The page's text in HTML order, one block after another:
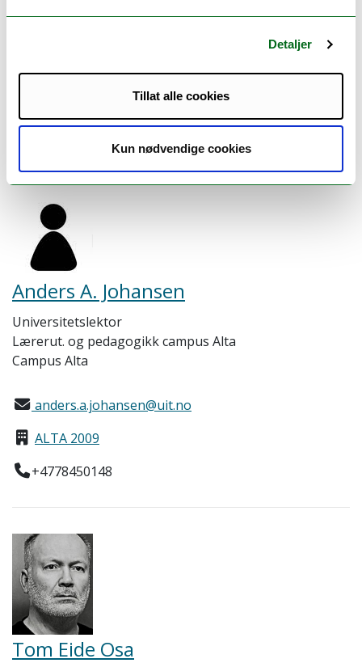
Detaljer
Tillat alle cookies
Kun nødvendige cookies
Piano, Piano didaktikk
markus.kreischer@uit.no
Anders A. Johansen
Universitetslektor
Lærerut. og pedagogikk campus Alta
Campus Alta
anders.a.johansen@uit.no
ALTA 2009
+4778450148
Tom Eide Osa